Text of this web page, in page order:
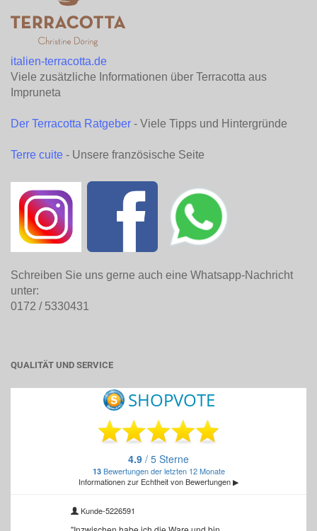
italien-terracotta.de
Viele zusätzliche Informationen über Terracotta aus
Impruneta
Der Terracotta Ratgeber - Viele Tipps und Hintergründe
Terre cuite - Unsere französische Seite
Schreiben Sie uns gerne auch eine Whatsapp-Nachricht
unter:
0172 / 5330431
QUALITÄT UND SERVICE